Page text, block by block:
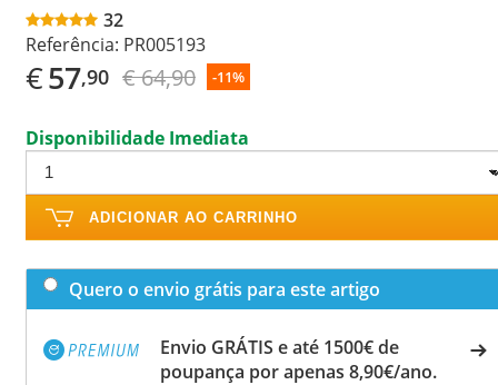
32
Referência: PR005193
€57,90 € 64,90 -11%
Disponibilidade Imediata
ADICIONAR AO CARRINHO
Quero o envio grátis para este artigo
Envio GRÁTIS e até 1500€ de
poupança por apenas 8,90€/ano.